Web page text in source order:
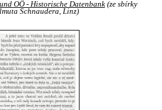
OÖ - Historische Datenbank(ze sbírky
Schnaudera, Linz)